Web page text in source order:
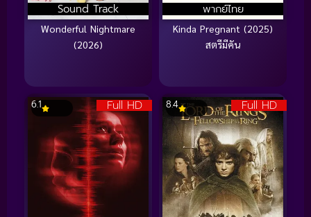
Sound Track
Wonderful Nightmare
(2026)
พากย์ไทย
Kinda Pregnant (2025)
สตรีมีคัน
Full HD
6.1 Full HD
8.4